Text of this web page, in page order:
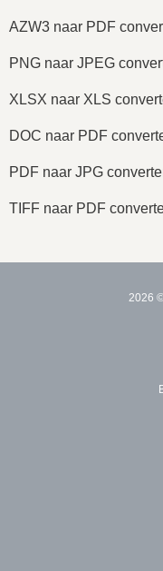
AZW3 naar PDF
PNG naar JPEG
XLSX naar XLS
DOC naar PDF
PDF naar JPG
TIFF naar PDF
2026